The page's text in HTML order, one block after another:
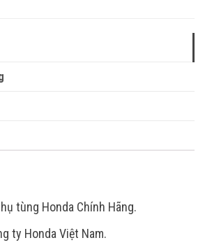
tùng Honda Chính Hãng.
ty Honda Việt Nam.